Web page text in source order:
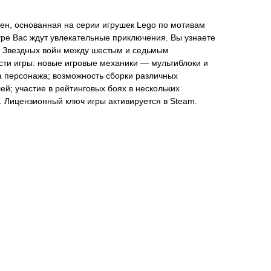
основанная на серии игрушек Lego по мотивам
Вас ждут увлекательные приключения. Вы узнаете
Звездных войн между шестым и седьмым
игры: новые игровые механики — мультиблоки и
возможность сборки различных
участие в рейтинговых боях в нескольких
ключ игры активируется в Steam.